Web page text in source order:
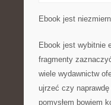
Ebook jest
Ebook jest wybitnie
fragmenty
wiele wydawnictw
ujrzeć czy
pomysłem bowiem